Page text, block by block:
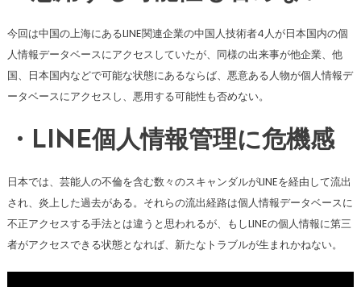
今回は中国の上海にあるLINE関連企業の中国人技術者4人が日本国内の個
人情報データベースにアクセスしていたが、同様の出来事が他企業、他
国、日本国内などで可能な状態にあるならば、悪意ある人物が個人情報デ
ータベースにアクセスし、悪用する可能性も否めない。
・LINE個人情報管理に危機感
日本では、芸能人の不倫を含む数々のスキャンダルがLINEを経由して流出
され、炎上した過去がある。それらの流出経路は個人情報データベースに
不正アクセスする手法とは違うと思われるが、もしLINEの個人情報に第三
者がアクセスできる状態となれば、新たなトラブルが生まれかねない。